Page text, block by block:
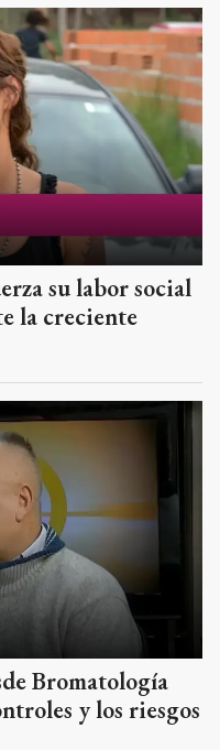
su labor social
la creciente
Bromatología
y los riesgos